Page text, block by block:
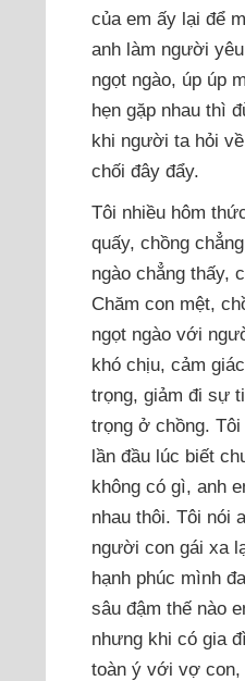
của em ấy lại để
anh làm người
ngọt ngào, úp úp
hẹn gặp nhau thì
khi người ta hỏi
chối đây đẩy.
Tôi nhiều hôm
quấy, chồng
ngào chẳng thấy,
Chăm con mệt,
ngọt ngào với
khó chịu, cảm
trọng, giảm đi sự
trọng ở chồng.
lần đầu lúc biết
không có gì, anh
nhau thôi. Tôi nói
người con gái xa
hạnh phúc mình
sâu đậm thế nào
nhưng khi có gia
toàn ý với vợ con,